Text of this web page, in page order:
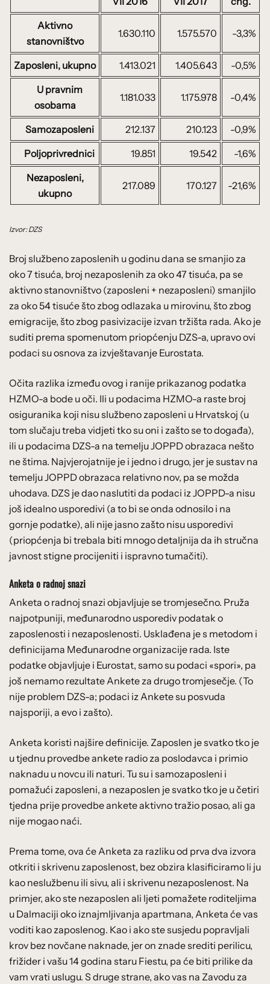
Aktivno
stanovništvo
1.630.110 1.575.570 -3,3%
Zaposleni, ukupno 1.413.021 1.405.643
-0,5%
U pravnim
osobama
1.181.033 1.175.978 -0,4%
Samozaposleni 212.137 210.123
-0,9%
Poljoprivrednici
19.851 19.542
-1,6%
Nezaposleni,
ukupno
217.089 170.127 -21,6%
Izvor: DZS
Broj službeno zaposlenih u godinu dana se smanjio za
oko 7 tisuća, broj nezaposlenih za oko 47 tisuća, pa se
aktivno stanovništvo (zaposleni + nezaposleni) smanjilo
za oko 54 tisuće što zbog odlazaka u mirovinu, što zbog
emigracije, što zbog pasivizacije izvan tržišta rada. Ako je
suditi prema spomenutom priopćenju DZS-a, upravo ovi
podaci su osnova za izvještavanje Eurostata.
Očita razlika između ovog i ranije prikazanog podatka
HZMO-a bode u oči. Ili u podacima HZMO-a raste broj
osiguranika koji nisu službeno zaposleni u Hrvatskoj (u
tom slučaju treba vidjeti tko su oni i zašto se to događa),
ili u podacima DZS-a na temelju JOPPD obrazaca nešto
ne štima. Najvjerojatnije je i jedno i drugo, jer je sustav na
temelju JOPPD obrazaca relativno nov, pa se možda
uhodava. DZS je dao naslutiti da podaci iz JOPPD-a nisu
još idealno usporedivi (a to bi se onda odnosilo i na
gornje podatke), ali nije jasno zašto nisu usporedivi
(priopćenja bi trebala biti mnogo detaljnija da ih stručna
javnost stigne procijeniti i ispravno tumačiti).
Anketa o radnoj snazi
Anketa o radnoj snazi objavljuje se tromjesečno. Pruža
najpotpuniji, međunarodno usporediv podatak o
zaposlenosti i nezaposlenosti. Usklađena je s metodom i
definicijama Međunarodne organizacije rada. Iste
podatke objavljuje i Eurostat, samo su podaci «spori», pa
još nemamo rezultate Ankete za drugo tromjesečje. (To
nije problem DZS-a; podaci iz Ankete su posvuda
najsporiji, a evo i zašto).
Anketa koristi najšire definicije. Zaposlen je svatko tko je
u tjednu provedbe ankete radio za poslodavca i primio
naknadu u novcu ili naturi. Tu su i samozaposleni i
pomažući zaposleni, a nezaposlen je svatko tko je u četiri
tjedna prije provedbe ankete aktivno tražio posao, ali ga
nije mogao naći.
Prema tome, ova će Anketa za razliku od prva dva izvora
otkriti i skrivenu zaposlenost, bez obzira klasificiramo li ju
kao neslužbenu ili sivu, ali i skrivenu nezaposlenost. Na
primjer, ako ste nezaposlen ali ljeti pomažete roditeljima
u Dalmaciji oko iznajmljivanja apartmana, Anketa će vas
voditi kao zaposlenog. Kao i ako ste susjedu popravljali
krov bez novčane naknade, jer on znade srediti perilicu,
frižider i vašu 14 godina staru Fiestu, pa će biti prilike da
vam vrati uslugu. S druge strane, ako vas na Zavodu za